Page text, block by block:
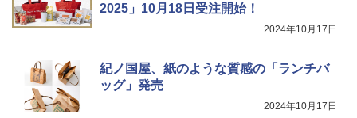
TOSHIBA(東芝) スチームオーブンレン
0℃ 1段調理 フラットテーブル 電子レン
ジ 赤外線センサー ノンフライ調理 簡単
お手入れ 小型 新生活 一人暮らし 二人暮
2025」10月18日受注開始！
2024年10月17日
紀ノ国屋、紙のような質感の「ランチバ
ッグ」発売
2024年10月17日